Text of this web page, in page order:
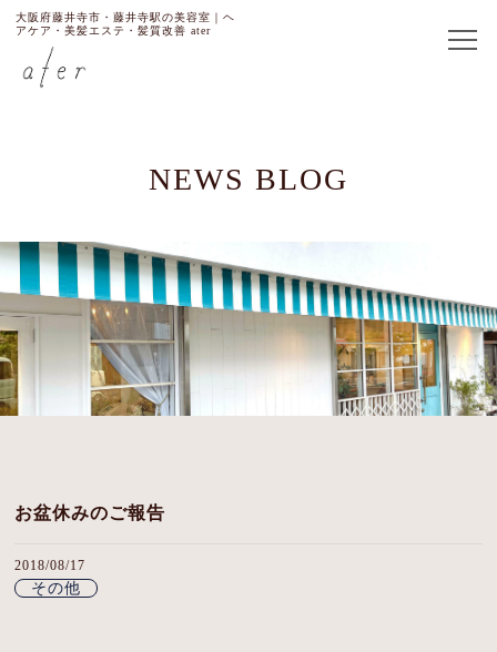
大阪府藤井寺市・藤井寺駅の美容室｜ヘ
アケア・美髪エステ・髪質改善 ater
Ater
Rutea Color
ABOUT US
TROUBLE
NEWS BLOG
お盆休みのご報告
2018/08/17
その他